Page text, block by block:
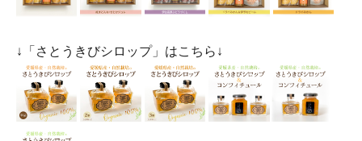
↓「さとうきびシロップ」はこちら↓